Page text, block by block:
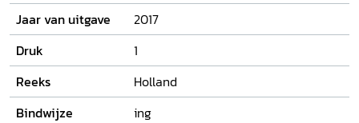
Jaar van uitgave
2017
Druk
1
Reeks
Holland
Bindwijze
ing